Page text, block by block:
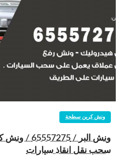
ونش كرين سطحة
ونش البر /
سحب نقل انقاذ سيارات